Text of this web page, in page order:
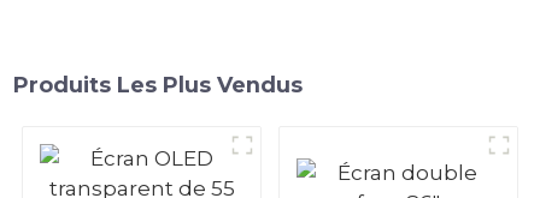
Produits Les Plus Vendus